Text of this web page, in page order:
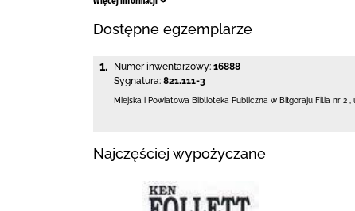
Dostępne egzemplarze
1. Numer inwentarzowy: 16888
Sygnatura: 821.111-3
Miejska i Powiatowa Biblioteka Publiczna w Biłgoraju Filia nr 2
Najczęściej wypożyczane